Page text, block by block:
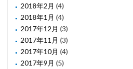
2018年2月 (4)
2018年1月 (4)
2017年12月 (3)
2017年11月 (3)
2017年10月 (4)
2017年9月 (5)